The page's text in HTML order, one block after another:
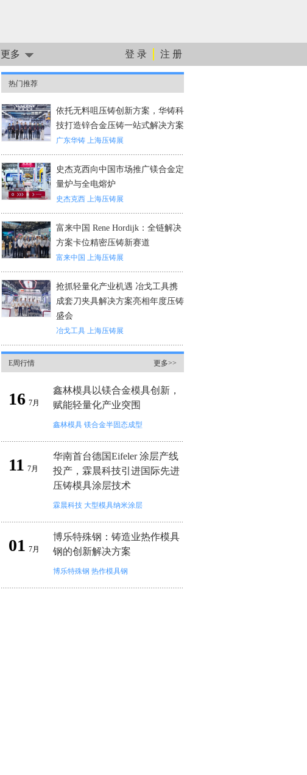
更多 登 录 注 册
热门推荐
依托无料咀压铸创新方案，华铸科
技打造锌合金压铸一站式解决方案
广东华铸 上海压铸展
史杰克西向中国市场推广镁合金定
量炉与全电熔炉
史杰克西 上海压铸展
富来中国 Rene Hordijk：全链解决
方案卡位精密压铸新赛道
富来中国 上海压铸展
抢抓轻量化产业机遇 冶戈工具携
成套刀夹具解决方案亮相年度压铸
盛会
冶戈工具 上海压铸展
E周行情 更多>>
16 7月
鑫林模具以镁合金模具创新，
赋能轻量化产业突围
鑫林模具 镁合金半固态成型
11 7月
华南首台德国Eifeler 涂层产线
投产，霖晨科技引进国际先进
压铸模具涂层技术
霖晨科技 大型模具纳米涂层
01 7月
博乐特殊钢：铸造业热作模具
钢的创新解决方案
博乐特殊钢 热作模具钢